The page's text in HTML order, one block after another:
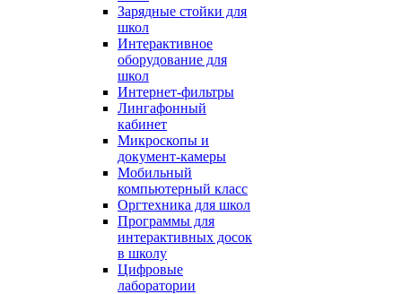
Зарядные стойки для
школ
Интерактивное
оборудование для
школ
Интернет-фильтры
Лингафонный
кабинет
Микроскопы и
документ-камеры
Мобильный
компьютерный класс
Оргтехника для школ
Программы для
интерактивных досок
в школу
Цифровые
лаборатории